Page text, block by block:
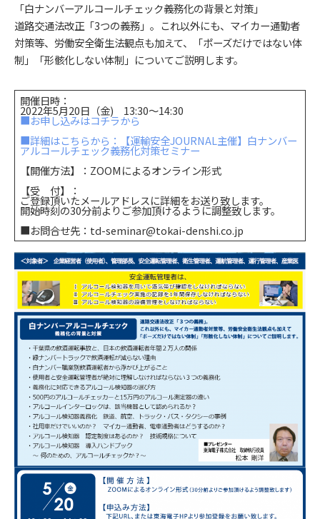
「白ナンバーアルコールチェック義務化の背景と対策」
道路交通法改正「3つの義務」。これ以外にも、マイカー通勤者
対策等、労働安全衛生法観点も加えて、「ポーズだけではない体
制」「形骸化しない体制」についてご説明します。
開催日時：
2022年5月20日（金) 13:30～14:30
■お申し込みはコチラから
■詳細はこちらから：【運輸安全JOURNAL主催】白ナンバー
アルコールチェック義務化対策セミナー
【開催方法】：ZOOMによるオンライン形式
【受 付】：
ご登録頂いたメールアドレスに詳細をお送り致します。
開始時刻の30分前よりご参加頂けるように調整致します。
■お問合せ先：td-seminar@tokai-denshi.co.jp